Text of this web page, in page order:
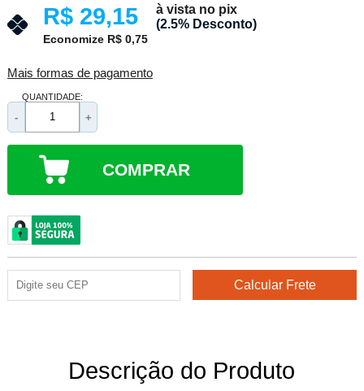
R$ 29,15
à vista no pix
(2.5% Desconto)
Economize R$ 0,75
Mais formas de pagamento
QUANTIDADE:
- +
COMPRAR
Descrição do Produto